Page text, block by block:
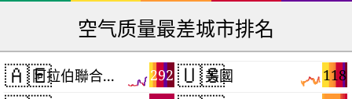
空气质量最差城市排名
🇦🇪 292
阿拉伯聯合大公國 🇺🇸 118
美國